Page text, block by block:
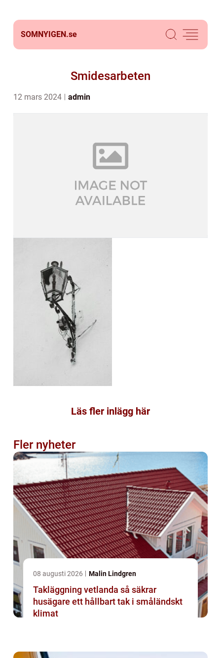
SOMNYIGEN.se
Smidesarbeten
12 mars 2024 admin
Läs fler inlägg här
Fler nyheter
08 augusti 2026 Malin Lindgren
Takläggning vetlanda så säkrar
husägare ett hållbart tak i småländskt
klimat